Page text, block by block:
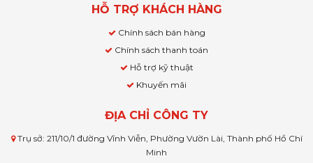
HỖ TRỢ KHÁCH HÀNG
Chính sách bán hàng
Chính sách thanh toán
Hỗ trợ kỹ thuật
Khuyến mãi
ĐỊA CHỈ CÔNG TY
Trụ sở: 211/10/1 đường Vĩnh Viễn, Phường Vườn Lài, Thành phố Hồ Chí
Minh